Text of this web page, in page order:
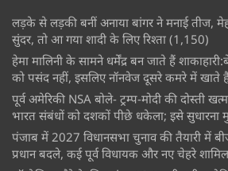
लड़के से लड़की बनीं अनाया बांगर ने मनाई तीज,
सुंदर, तो आ गया शादी के लिए रिश्ता (1,150)
हेमा मालिनी के सामने धर्मेंद्र बन जाते हैं
को पसंद नहीं, इसलिए नॉनवेज दूसरे कमरे में खाते
पूर्व अमेरिकी NSA बोले- ट्रम्प-मोदी की दोस्ती
भारत संबंधों को दशकों पीछे धकेला; इसे सुधारना
पंजाब में 2027 विधानसभा चुनाव की तैयारी में
प्रधान बदले, कई पूर्व विधायक और नए चेहरे शामिल